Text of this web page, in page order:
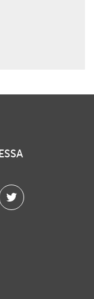
Twitter